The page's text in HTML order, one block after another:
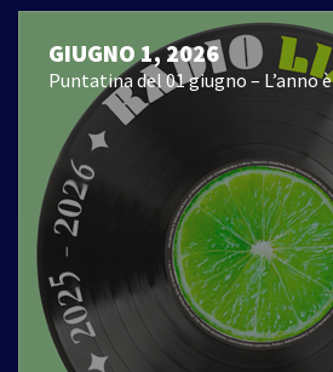
GIUGNO 1, 2026
Puntatina del 01 giugno – L’anno